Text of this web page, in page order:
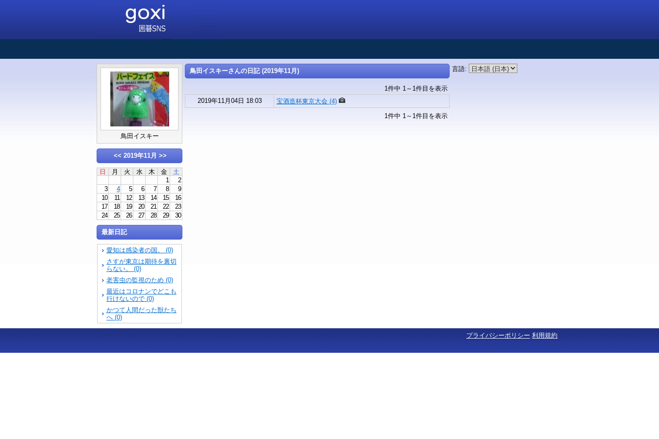
鳥田イスキー
<< 2019年11月 >>
日 月 火 水 木 金
土
1
2
3
4 5 6 7 8
9
10
11 12 13 14 15
16
17
18 19 20 21 22
23
24
25 26 27 28 29 30
最新日記
愛知は感染者の国。 (0)
さすが東京は期待を裏切
らない。 (0)
老害虫の監視のため (0)
最近はコロナンでどこも
行けないので (0)
かつて人間だった獣たち
へ (0)
鳥田イスキーさんの日記 (2019年11月)
1件中 1～1件目を表示
2019年11月04日 18:03
宝酒造杯東京大会 (4)
1件中 1～1件目を表示
言語:
プライバシーポリシー 利用規約